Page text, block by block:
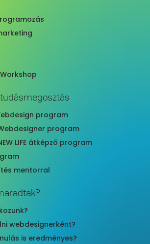
program
program
LIFE átképző program
mentorral
webdesignerként?
is eredményes?